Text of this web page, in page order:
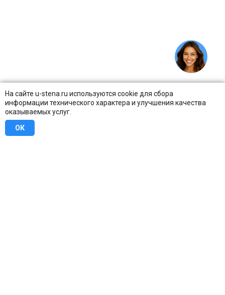
На сайте u-stena.ru используются cookie для сбора
информации технического характера и улучшения качества
оказываемых услуг.
ОК